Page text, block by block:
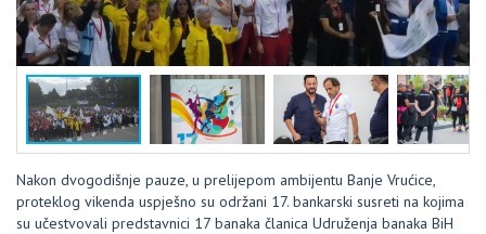
Nakon dvogodišnje pauze, u prelijepom ambijentu Banje Vrućice,
proteklog vikenda uspješno su održani 17. bankarski susreti na kojima
su učestvovali predstavnici 17 banaka članica Udruženja banaka BiH